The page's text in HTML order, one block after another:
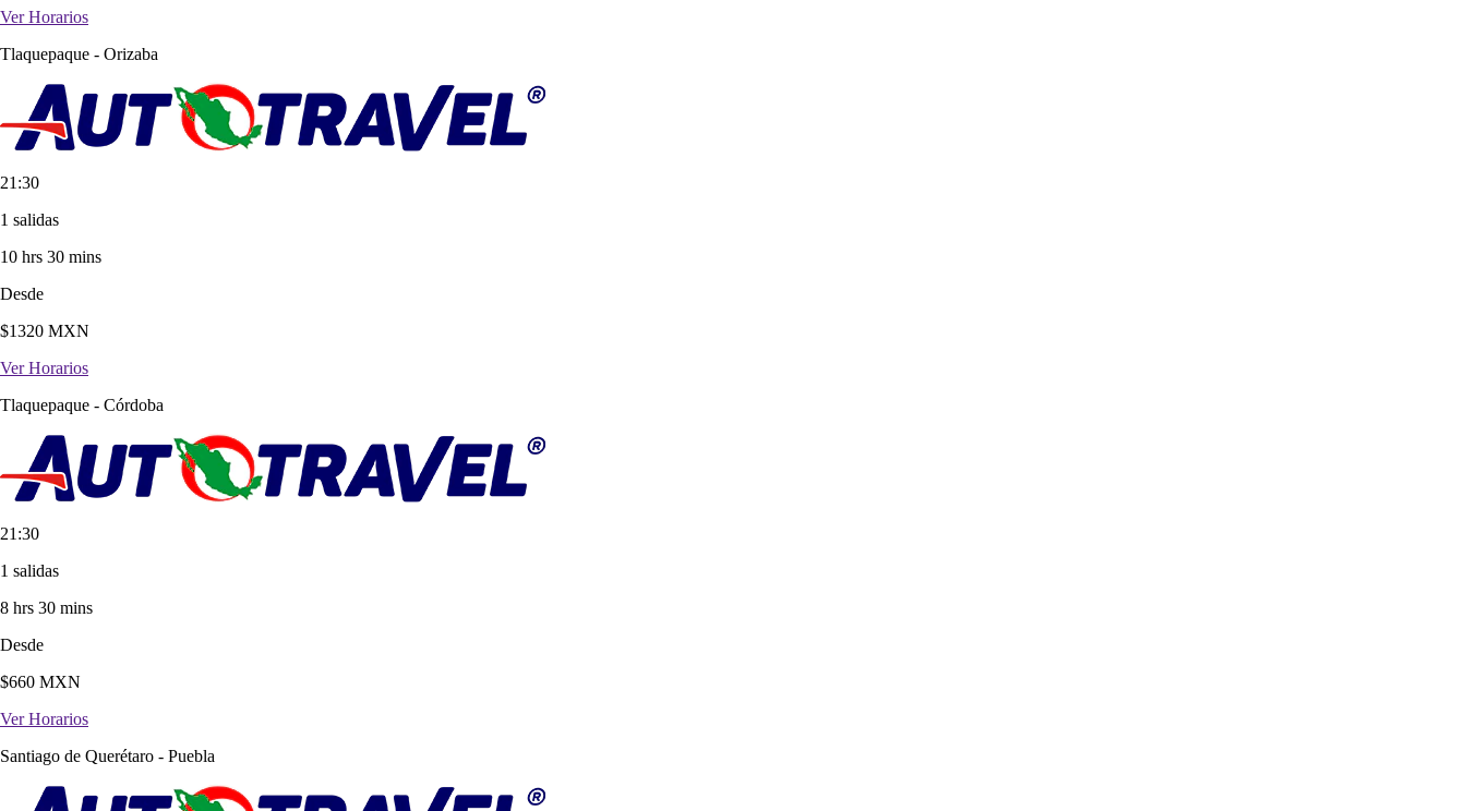
Ver Horarios
Tlaquepaque - Orizaba
21:30
1 salidas
10 hrs 30 mins
Desde
$1320 MXN
Ver Horarios
Tlaquepaque - Córdoba
21:30
1 salidas
8 hrs 30 mins
Desde
$660 MXN
Ver Horarios
Santiago de Querétaro - Puebla